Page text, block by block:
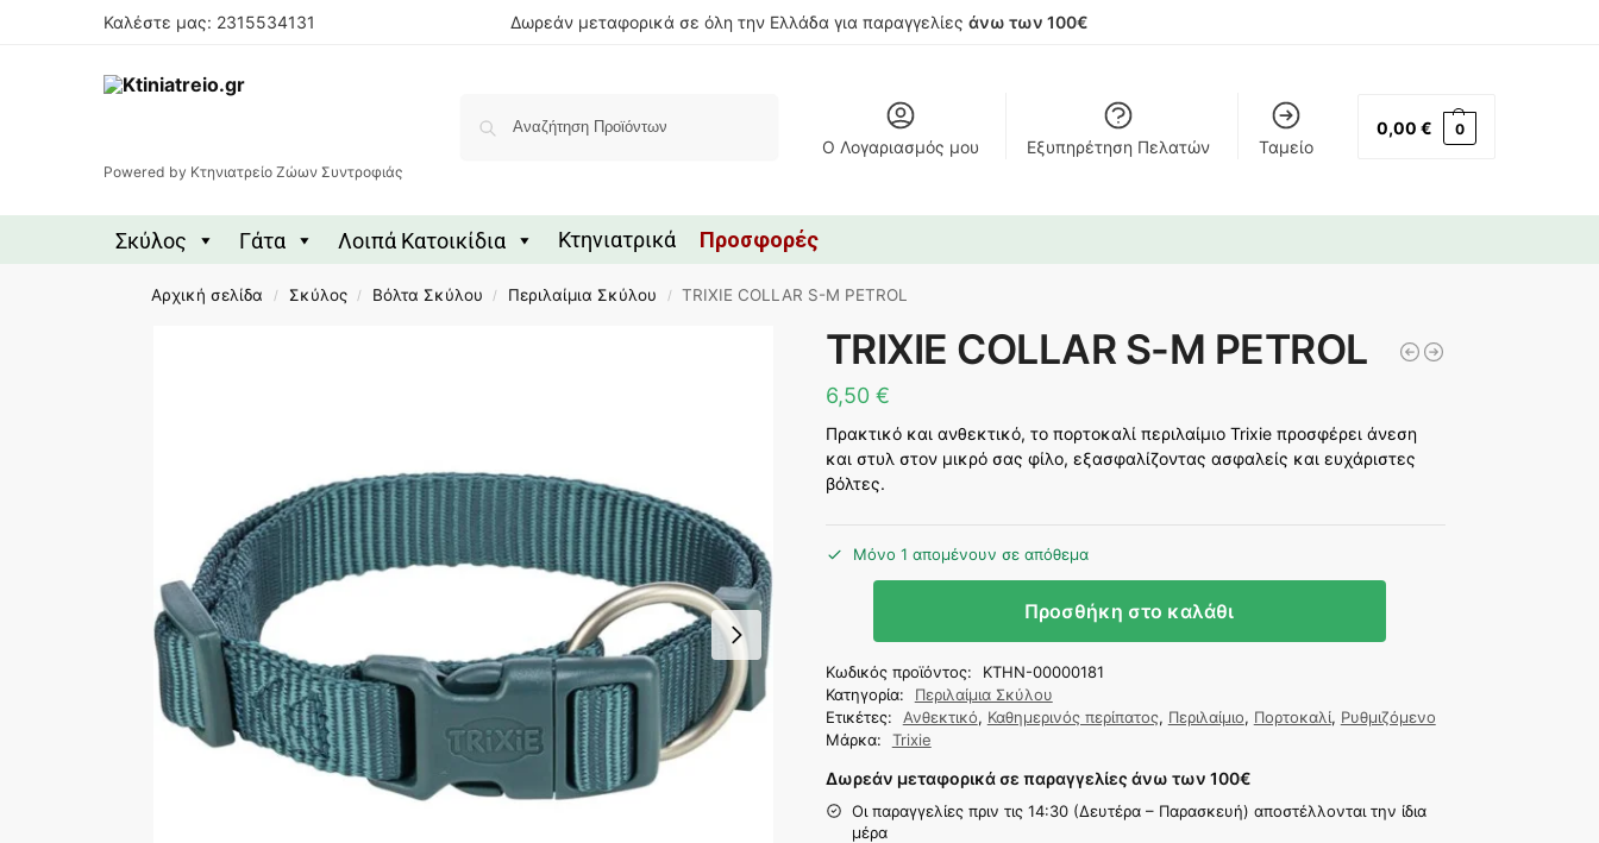
Καλέστε μας: 2315534131 Δωρεάν μεταφορικά σε όλη την Ελλάδα για παραγγελίες άνω των 100€
Powered by Κτηνιατρείο Ζώων Συντροφιάς
Ο Λογαριασμός μου Εξυπηρέτηση Πελατών Ταμείο
0,00 € 0
Σκύλος Γάτα Λοιπά Κατοικίδια Κτηνιατρικά Προσφορές
Αρχική σελίδα / Σκύλος / Βόλτα Σκύλου / Περιλαίμια Σκύλου / TRIXIE COLLAR S-M PETROL
TRIXIE COLLAR S-M PETROL
6,50 €
Πρακτικό και ανθεκτικό, το πορτοκαλί περιλαίμιο Trixie προσφέρει άνεση
και στυλ στον μικρό σας φίλο, εξασφαλίζοντας ασφαλείς και ευχάριστες
βόλτες.
Μόνο 1 απομένουν σε απόθεμα
Προσθήκη στο καλάθι
Κωδικός προϊόντος:
KTHN-00000181
Κατηγορία:
Περιλαίμια Σκύλου
Ετικέτες:
Ανθεκτικό, Καθημερινός περίπατος, Περιλαίμιο, Πορτοκαλί, Ρυθμιζόμενο
Μάρκα:
Trixie
Δωρεάν μεταφορικά σε παραγγελίες άνω των 100€
Οι παραγγελίες πριν τις 14:30 (Δευτέρα – Παρασκευή) αποστέλλονται την ίδια
μέρα